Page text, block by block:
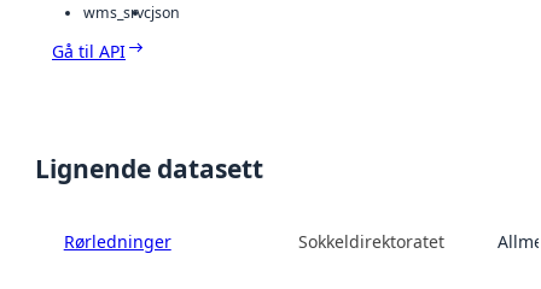
wms_srvcjson
Gå til API
Lignende datasett
Rørledninger Sokkeldirektoratet